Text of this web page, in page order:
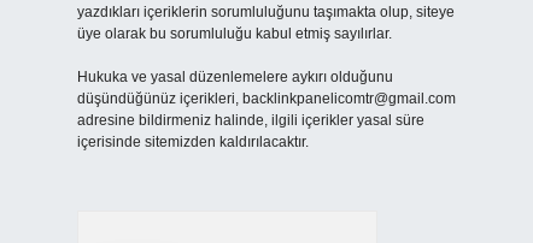
yazdıkları içeriklerin sorumluluğunu taşımakta olup, siteye
üye olarak bu sorumluluğu kabul etmiş sayılırlar.
Hukuka ve yasal düzenlemelere aykırı olduğunu
düşündüğünüz içerikleri, backlinkpanelicomtr@gmail.com
adresine bildirmeniz halinde, ilgili içerikler yasal süre
içerisinde sitemizden kaldırılacaktır.